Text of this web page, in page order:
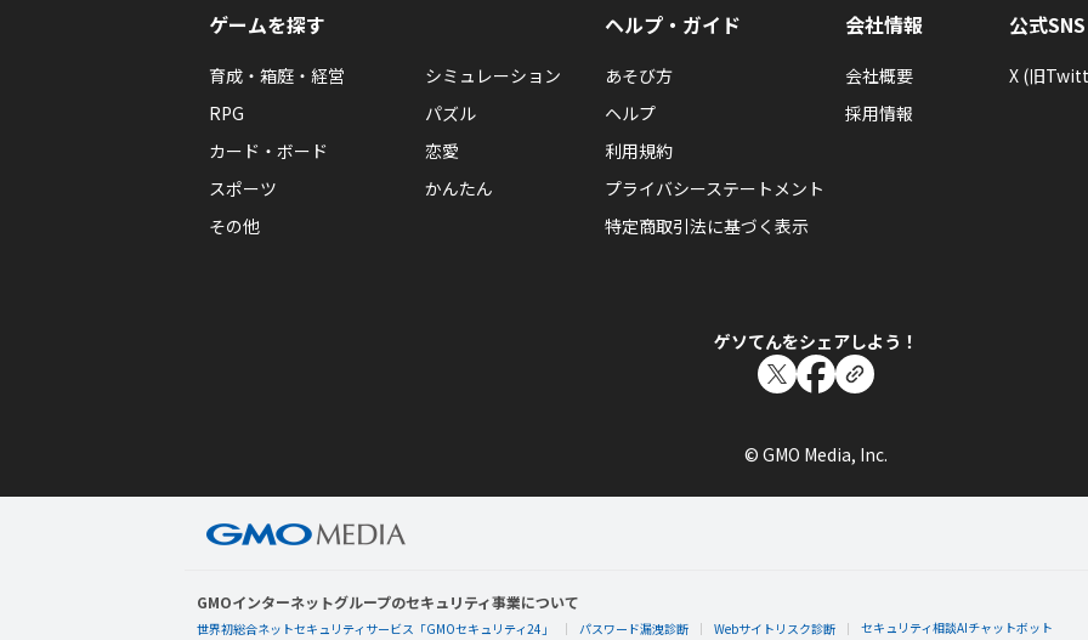
ゲームを探す
育成・箱庭・経営
シミュレーション
RPG
パズル
カード・ボード
恋愛
スポーツ
かんたん
その他
ヘルプ・ガイド
あそび方
ヘルプ
利用規約
プライバシーステートメント
特定商取引法に基づく表示
会社情報
会社概要
採用情報
公式SNS
X (旧
ゲソてんをシェアしよう！
© GMO Media, Inc.
GMOインターネットグループのセキュリティ事業について
世界初総合ネットセキュリティサービス「GMOセキュリティ24」 パスワード漏洩診断 Webサイトリスク診断
セキュリティ相談AIチャットボット